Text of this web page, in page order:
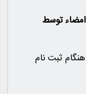
توسط
ثبت نام